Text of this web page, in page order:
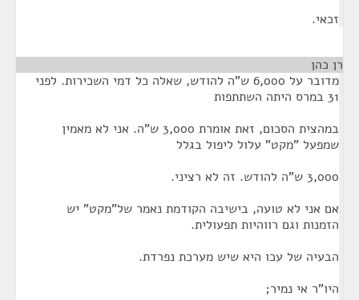
זכאי.
רן כהן
מדובר על 6,000 ש"ה להודש, שאלה כל דמי השכירות. לפני
31 במרס היתה השתתפות
במהצית הסכום, זאת אומרת 3,000 ש"ה. אני לא מאמין
שמפעל "מקט" עלול ליפול בגלל
3,000 ש"ה להודש. זה לא רציני.
אם אני לא טועה, בישיבה הקודמת נאמר של"מקט" יש
הזמנות וגם רווהיות תפעולית.
הבעיה של עכו היא שיש מערכת נפרדת.
היו"ר אי נמיר;